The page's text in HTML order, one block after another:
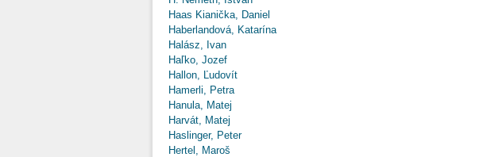
Haas Kianička, Daniel
Haberlandová, Katarína
Halász, Ivan
Haľko, Jozef
Hallon, Ľudovít
Hamerli, Petra
Hanula, Matej
Harvát, Matej
Haslinger, Peter
Hertel, Maroš